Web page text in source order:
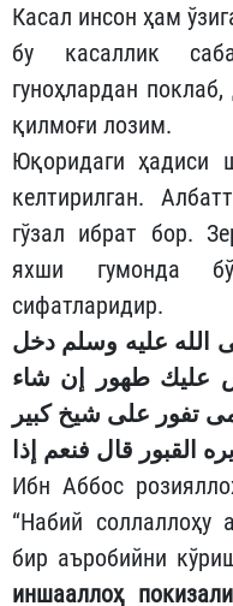
Касал инсон ҳам
бу касаллик
гуноҳлардан
қилмоғи лозим.
Юқоридаги ҳадиси
келтирилган.
гўзал ибрат бор.
яхши гумонда
сифатларидир.
عليه وسلم دخل
عليك طهور إن شاء
تفور على شيخ كبير
القبور قال فنعم إذا
Ибн Аббос
“Набий соллаллоҳу
бир аъробийни
иншааллоҳ